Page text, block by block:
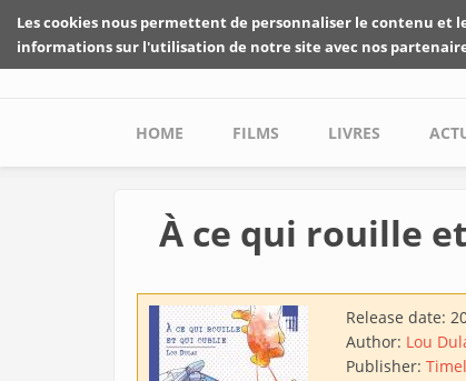
Skip to main content
Main menu
HOME FILMS LIVRES
À ce qui rouille
Release date:
Author: Lou
Publisher:
Les cookies nous permettent de personnaliser le contenu
informations sur l'utilisation de notre site avec nos